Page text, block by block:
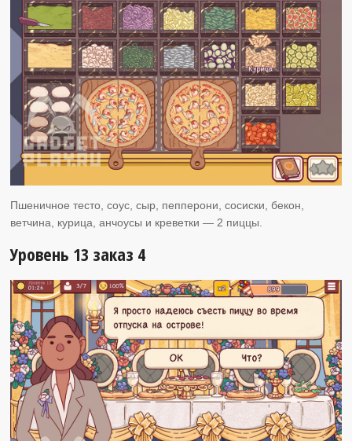
Пшеничное тесто, соус, сыр, пепперони, сосиски, бекон,
ветчина, курица, анчоусы и креветки — 2 пиццы.
Уровень 13 заказ 4